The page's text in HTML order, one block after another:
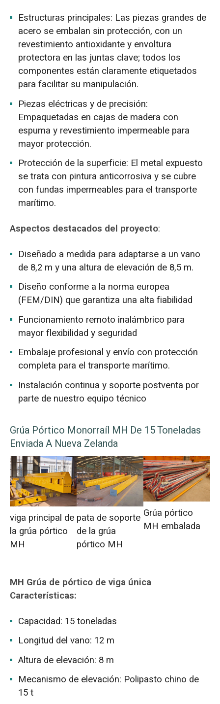
Estructuras principales: Las piezas grandes de
acero se embalan sin protección, con un
revestimiento antioxidante y envoltura
protectora en las juntas clave; todos los
componentes están claramente etiquetados
para facilitar su manipulación.
Piezas eléctricas y de precisión:
Empaquetadas en cajas de madera con
espuma y revestimiento impermeable para
mayor protección.
Protección de la superficie: El metal expuesto
se trata con pintura anticorrosiva y se cubre
con fundas impermeables para el transporte
marítimo.
Aspectos destacados del proyecto:
Diseñado a medida para adaptarse a un vano
de 8,2 m y una altura de elevación de 8,5 m.
Diseño conforme a la norma europea
(FEM/DIN) que garantiza una alta fiabilidad
Funcionamiento remoto inalámbrico para
mayor flexibilidad y seguridad
Embalaje profesional y envío con protección
completa para el transporte marítimo.
Instalación continua y soporte postventa por
parte de nuestro equipo técnico
Grúa Pórtico Monorraíl MH De 15 Toneladas
Enviada A Nueva Zelanda
viga principal de
la grúa pórtico
MH
pata de soporte
de la grúa
pórtico MH
Grúa pórtico
MH embalada
MH Grúa de pórtico de viga única
Características:
Capacidad: 15 toneladas
Longitud del vano: 12 m
Altura de elevación: 8 m
Mecanismo de elevación: Polipasto chino de
15 t